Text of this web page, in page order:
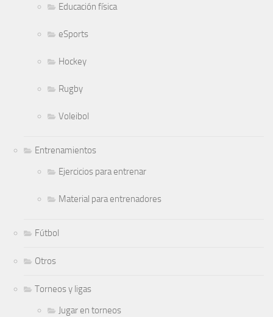
Educación física
eSports
Hockey
Rugby
Voleibol
Entrenamientos
Ejercicios para entrenar
Material para entrenadores
Fútbol
Otros
Torneos y ligas
Jugar en torneos